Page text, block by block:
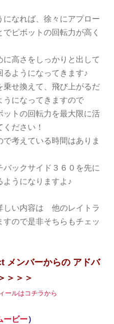
なれば、徐々にアプロー
ピボットの回転力が高く
高さをしっかりと出して
ようになってきます♪
せ換えて、飛び上がるだ
うになってきますので
ットの回転力を最大限に活
ださい！
考えている時間はありま
ックサイド３６０を先に
ようになりますよ♪
しい内容は 他のレイトラ
ので是非そちらもチェッ
メンバーからの アドバ
＞＞＞
ールはコチラから
ービー）